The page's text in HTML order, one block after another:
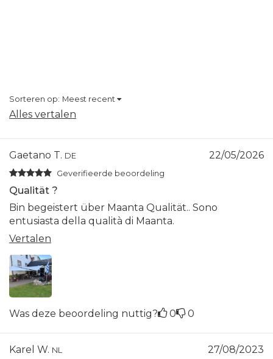
Sorteren op: Meest recent
Alles vertalen
Gaetano T. DE 22/05/2026
Geverifieerde beoordeling
Qualität ?
Bin begeistert über Maanta Qualität.. Sono
entusiasta della qualità di Maanta.
Vertalen
Was deze beoordeling nuttig? 0 0
Karel W. NL 27/08/2023